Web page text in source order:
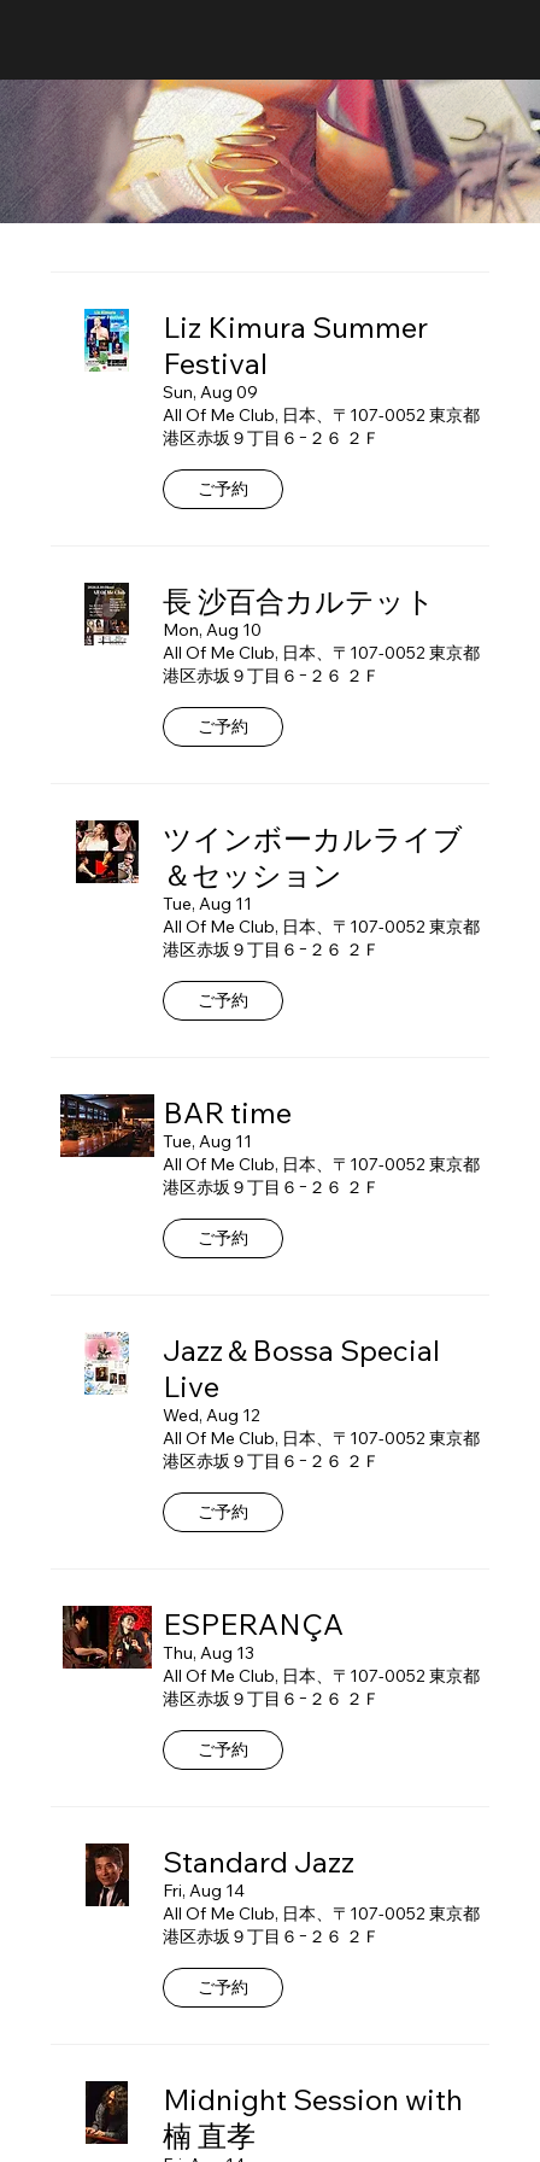
Liz Kimura Summer
Festival
Sun, Aug 09
All Of Me Club, 日本、〒107-0052 東京都
港区赤坂９丁目６−２６ ２Ｆ
ご予約
長 沙百合カルテット
Mon, Aug 10
All Of Me Club, 日本、〒107-0052 東京都
港区赤坂９丁目６−２６ ２Ｆ
ご予約
ツインボーカルライブ
＆セッション
Tue, Aug 11
All Of Me Club, 日本、〒107-0052 東京都
港区赤坂９丁目６−２６ ２Ｆ
ご予約
BAR time
Tue, Aug 11
All Of Me Club, 日本、〒107-0052 東京都
港区赤坂９丁目６−２６ ２Ｆ
ご予約
Jazz＆Bossa Special
Live
Wed, Aug 12
All Of Me Club, 日本、〒107-0052 東京都
港区赤坂９丁目６−２６ ２Ｆ
ご予約
ESPERANÇA
Thu, Aug 13
All Of Me Club, 日本、〒107-0052 東京都
港区赤坂９丁目６−２６ ２Ｆ
ご予約
Standard Jazz
Fri, Aug 14
All Of Me Club, 日本、〒107-0052 東京都
港区赤坂９丁目６−２６ ２Ｆ
ご予約
Midnight Session with
楠 直孝